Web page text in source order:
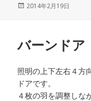
投
2014年2月19日
バーンドア
照明の上下左右４方
ドアです。
４枚の羽を調整しな